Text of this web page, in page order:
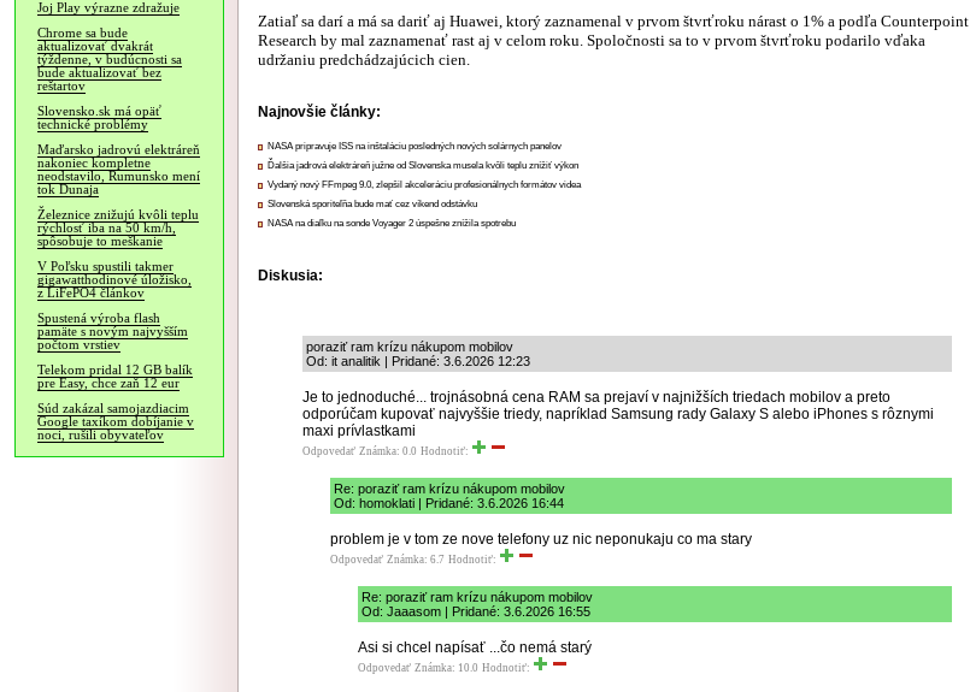
Joj Play výrazne zdražuje
Chrome sa bude
aktualizovať dvakrát
týždenne, v budúcnosti sa
bude aktualizovať bez
reštartov
Slovensko.sk má opäť
technické problémy
Maďarsko jadrovú elektráreň
nakoniec kompletne
neodstavilo, Rumunsko mení
tok Dunaja
Železnice znižujú kvôli teplu
rýchlosť iba na 50 km/h,
spôsobuje to meškanie
V Poľsku spustili takmer
gigawatthodinové úložisko,
z LiFePO4 článkov
Spustená výroba flash
pamäte s novým najvyšším
počtom vrstiev
Telekom pridal 12 GB balík
pre Easy, chce zaň 12 eur
Súd zakázal samojazdiacim
Google taxíkom dobíjanie v
noci, rušili obyvateľov
Zatiaľ sa darí a má sa dariť aj Huawei, ktorý zaznamenal v prvom štvrťroku nárast o 1% a podľa Counterpoint
Research by mal zaznamenať rast aj v celom roku. Spoločnosti sa to v prvom štvrťroku podarilo vďaka
udržaniu predchádzajúcich cien.
Najnovšie články:
NASA pripravuje ISS na inštaláciu posledných nových solárnych panelov
Ďalšia jadrová elektráreň južne od Slovenska musela kvôli teplu znížiť výkon
Vydaný nový FFmpeg 9.0, zlepšil akceleráciu profesionálnych formátov videa
Slovenská sporiteľňa bude mať cez víkend odstávku
NASA na diaľku na sonde Voyager 2 úspešne znížila spotrebu
Diskusia:
poraziť ram krízu nákupom mobilov
Od: it analitik | Pridané: 3.6.2026 12:23
Je to jednoduché... trojnásobná cena RAM sa prejaví v najnižších triedach mobilov a preto
odporúčam kupovať najvyššie triedy, napríklad Samsung rady Galaxy S alebo iPhones s rôznymi
maxi prívlastkami
Odpovedať Známka: 0.0 Hodnotiť:
Re: poraziť ram krízu nákupom mobilov
Od: homoklati | Pridané: 3.6.2026 16:44
problem je v tom ze nove telefony uz nic neponukaju co ma stary
Odpovedať Známka: 6.7 Hodnotiť:
Re: poraziť ram krízu nákupom mobilov
Od: Jaaasom | Pridané: 3.6.2026 16:55
Asi si chcel napísať ...čo nemá starý
Odpovedať Známka: 10.0 Hodnotiť: